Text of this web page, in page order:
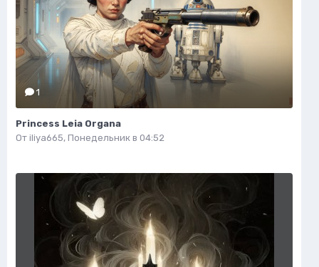
1
Princess Leia Organa
От iliya665, Понедельник в 04:52